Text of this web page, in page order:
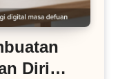
Diri